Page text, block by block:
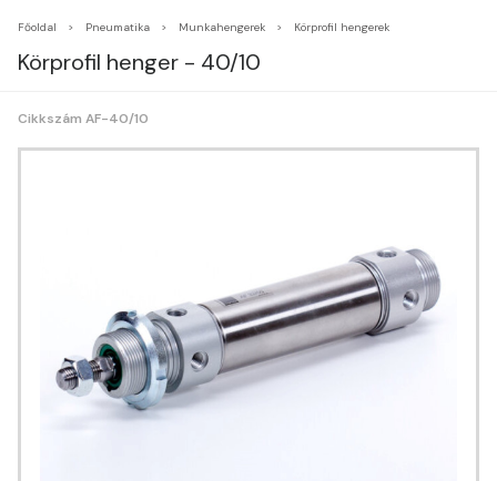
Főoldal Pneumatika Munkahengerek Körprofil hengerek
Körprofil henger - 40/10
Cikkszám AF-40/10